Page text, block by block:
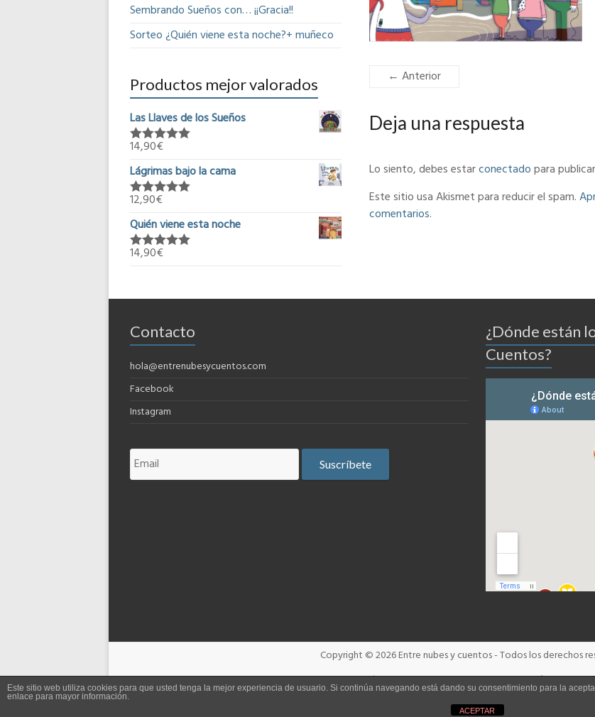
← Anterior
Deja una respuesta
Lo siento, debes estarconectadopara
Este sitio usa Akismet para reducir el spam.
comentarios.
Sembrando Sueños con… ¡¡Gracia!!
Sorteo ¿Quién viene esta noche?+ muñeco
Productos mejor valorados
Las Llaves de los Sueños
Valorado en
14,90€
Lágrimas bajo la cama
Valorado en
12,90€
Quién viene esta noche
Valorado en
14,90€
Contacto
hola@entrenubesycuentos.com
Facebook
Instagram
¿Dónde están
Cuentos?
Copyright © 2026Entre nubes y cuentos- Todos los derechos
Términos y condiciones Aviso Legal Política de
Este sitio web utiliza cookies para que usted tenga la mejor experiencia de usuario. Si continúa navegando está dando su consentimiento para la
enlace para mayor información.
ACEPTAR